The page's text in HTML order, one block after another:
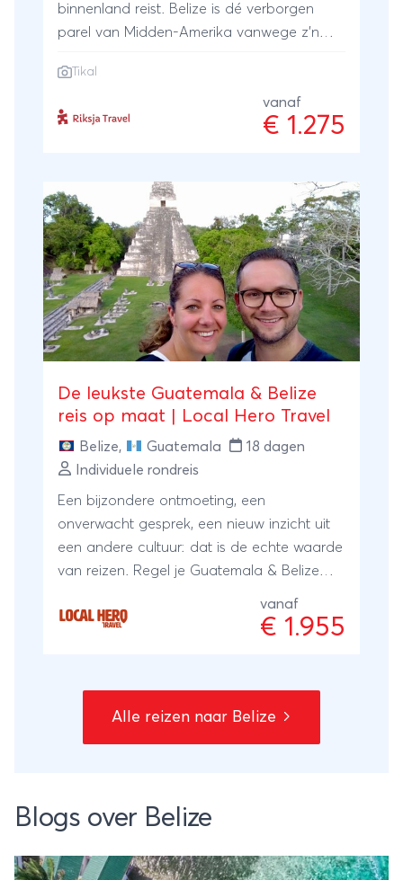
binnenland reist. Belize is dé verborgen
parel van Midden-Amerika vanwege z’n
spectaculaire onderwater-wereld. Omdat je
tussen de locals reist voel je echt de
reggae sfeer van het land. Je kunt ook
klein dus je hoeft geen haast te hebben.
“Go Slow” is het motto dus geef je daar
aan over.
Tikal
vanaf
€ 1.275
De leukste Guatemala & Belize
reis op maat | Local Hero Travel
Belize, Guatemala
18 dagen
Individuele rondreis
Een bijzondere ontmoeting, een
onverwacht gesprek, een nieuw inzicht uit
een andere cultuur: dat is de echte waarde
van reizen. Regel je Guatemala & Belize
onze local Hero's. Zij wonen er zelf en met
hun ervaring en kennis regelen zij je reis:
vanaf
€ 1.955
Alle reizen naar Belize
Blogs over Belize